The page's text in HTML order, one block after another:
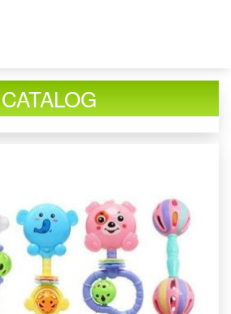
CATALOG